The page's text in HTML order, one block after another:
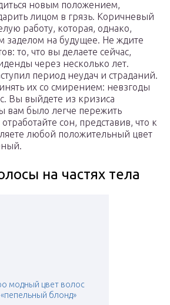
новым положением,
лицом в грязь. Коричневый
работу, которая, однако,
заделом на будущее. Не ждите
то, что вы делаете сейчас,
через несколько лет.
период неудач и страданий.
их со смирением: невзгоды
Вы выйдете из кризиса
вам было легче пережить
сон, представив, что к
любой положительный цвет
на частях тела
модный цвет волос
«пепельный блонд»